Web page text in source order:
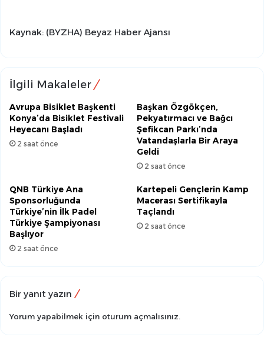
Kaynak: (BYZHA) Beyaz Haber Ajansı
İlgili Makaleler
Avrupa Bisiklet Başkenti
Konya’da Bisiklet Festivali
Heyecanı Başladı
2 saat önce
Başkan Özgökçen,
Pekyatırmacı ve Bağcı
Şefikcan Parkı’nda
Vatandaşlarla Bir Araya
Geldi
2 saat önce
QNB Türkiye Ana
Sponsorluğunda
Türkiye’nin İlk Padel
Türkiye Şampiyonası
Başlıyor
2 saat önce
Kartepeli Gençlerin Kamp
Macerası Sertifikayla
Taçlandı
2 saat önce
Bir yanıt yazın
Yorum yapabilmek için oturum açmalısınız.